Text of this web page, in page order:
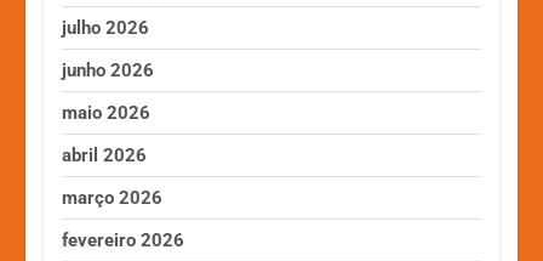
julho 2026
junho 2026
maio 2026
abril 2026
março 2026
fevereiro 2026